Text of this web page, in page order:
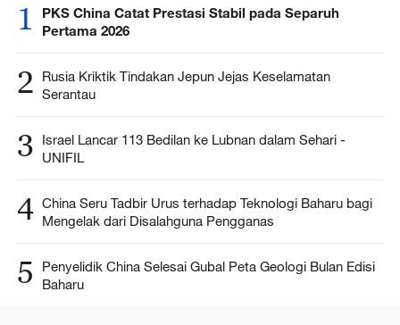
1
PKS China Catat Prestasi Stabil pada Separuh
Pertama 2026
2
Rusia Kriktik Tindakan Jepun Jejas Keselamatan
Serantau
3
Israel Lancar 113 Bedilan ke Lubnan dalam Sehari -
UNIFIL
4 China Seru Tadbir Urus terhadap Teknologi Baharu bagi
Mengelak dari Disalahguna Pengganas
5
Penyelidik China Selesai Gubal Peta Geologi Bulan Edisi
Baharu